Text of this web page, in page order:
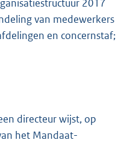
2017
van medewerkers
en concernstaf;
directeur wijst, op
het Mandaat-